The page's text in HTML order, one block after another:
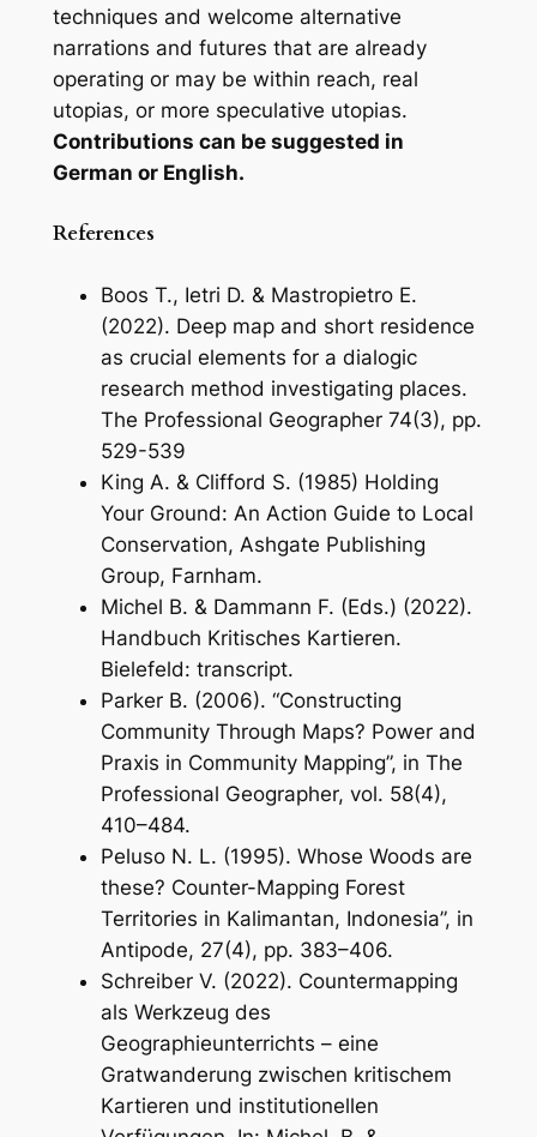
techniques and welcome alternative
narrations and futures that are already
operating or may be within reach, real
utopias, or more speculative utopias.
Contributions can be suggested in
German or English.
References
Boos T., Ietri D. & Mastropietro E.
(2022). Deep map and short residence
as crucial elements for a dialogic
research method investigating places.
The Professional Geographer 74(3), pp.
529-539
King A. & Clifford S. (1985) Holding
Your Ground: An Action Guide to Local
Conservation, Ashgate Publishing
Group, Farnham.
Michel B. & Dammann F. (Eds.) (2022).
Handbuch Kritisches Kartieren.
Bielefeld: transcript.
Parker B. (2006). “Constructing
Community Through Maps? Power and
Praxis in Community Mapping”, in The
Professional Geographer, vol. 58(4),
410–484.
Peluso N. L. (1995). Whose Woods are
these? Counter-Mapping Forest
Territories in Kalimantan, Indonesia”, in
Antipode, 27(4), pp. 383–406.
Schreiber V. (2022). Countermapping
als Werkzeug des
Geographieunterrichts – eine
Gratwanderung zwischen kritischem
Kartieren und institutionellen